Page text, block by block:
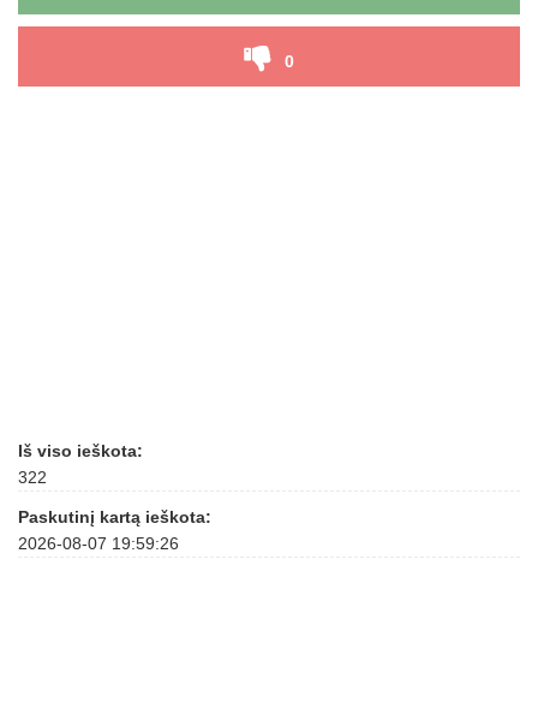
0
Iš viso ieškota:
322
Paskutinį kartą ieškota:
2026-08-07 19:59:26